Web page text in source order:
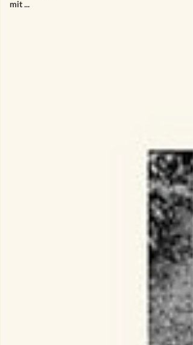
mit ...